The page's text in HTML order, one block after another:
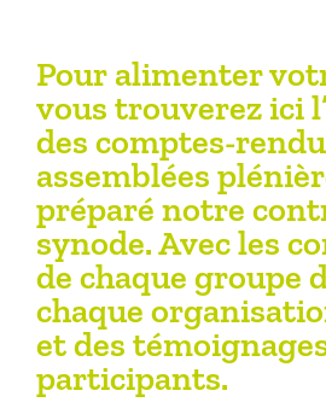
Pour alimenter
vous trouverez ici
des comptes-
assemblées
préparé notre
synode. Avec les
de chaque groupe
chaque
et des
participants.